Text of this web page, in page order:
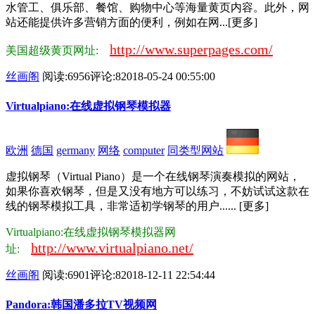
水管工、俱乐部、餐馆、购物中心等海量黄页内容。此外，网
站还能提供许多营销方面的便利，例如在网...[更多]
美国超级黄页网址: http://www.superpages.com/
丝画阁 阅读:6956评论:82018-05-24 00:55:00
Virtualpiano:在线虚拟钢琴模拟器
欧洲 德国 germany 网络 computer 同类型网站
虚拟钢琴（Virtual Piano）是一个在线钢琴演奏模拟的网站，
如果你喜欢钢琴，但是又没有地方可以练习，不妨试试这款在
线的钢琴模拟工具，非常适初学钢琴的用户...... [更多]
Virtualpiano:在线虚拟钢琴模拟器网
址: http://www.virtualpiano.net/
丝画阁 阅读:6901评论:82018-12-11 22:54:44
Pandora:韩国潘多拉TV视频网